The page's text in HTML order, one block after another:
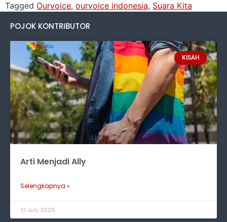
Tagged Ourvoice, ourvoice indonesia, Suara Kita
POJOK KONTRIBUTOR
KISAH
Arti Menjadi Ally
Selengkapnya »
31 July 2026